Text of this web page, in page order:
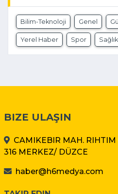
Bilim-Teknoloji Genel
Yerel Haber Spor Sağlık
BIZE ULAŞIN
CAMIKEBIR MAH. RIHTIM
316 MERKEZ/ DÜZCE
haber@h6medya.com